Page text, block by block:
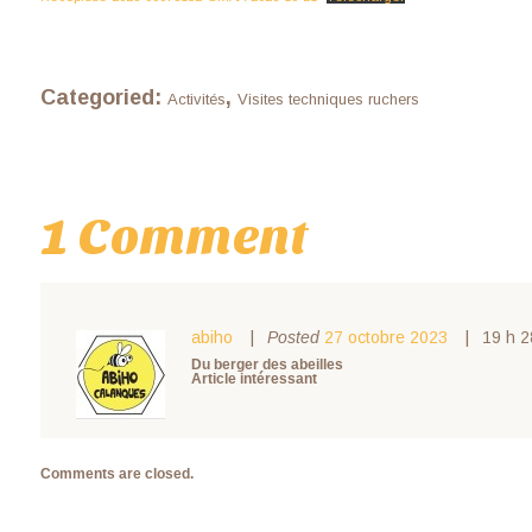
Categoried: Activités, Visites techniques ruchers
1 Comment
abiho Posted 27 octobre 2023 19 h
Du berger des abeilles
Article intéressant
Comments are closed.